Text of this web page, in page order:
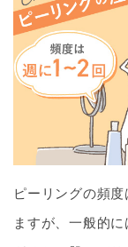
ピーリングの頻
ますが、一般的